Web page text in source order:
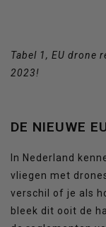
Tabel 1, EU drone
2023!
DE NIEUWE
In Nederland
vliegen met
verschil of je als
bleek dit ooit de